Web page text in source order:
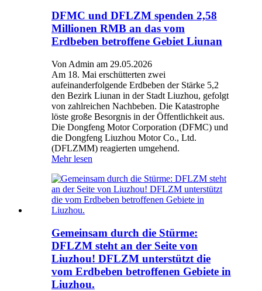
DFMC und DFLZM spenden 2,58
Millionen RMB an das vom
Erdbeben betroffene Gebiet Liunan
Von Admin am 29.05.2026
Am 18. Mai erschütterten zwei
aufeinanderfolgende Erdbeben der Stärke 5,2
den Bezirk Liunan in der Stadt Liuzhou, gefolgt
von zahlreichen Nachbeben. Die Katastrophe
löste große Besorgnis in der Öffentlichkeit aus.
Die Dongfeng Motor Corporation (DFMC) und
die Dongfeng Liuzhou Motor Co., Ltd.
(DFLZMM) reagierten umgehend.
Mehr lesen
Gemeinsam durch die Stürme:
DFLZM steht an der Seite von
Liuzhou! DFLZM unterstützt die
vom Erdbeben betroffenen Gebiete in
Liuzhou.